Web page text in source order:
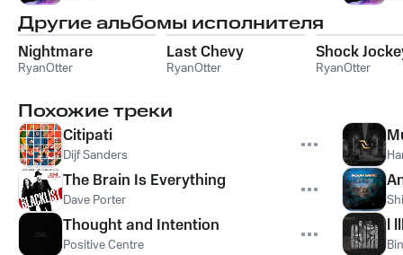
Другие альбомы исполнителя
Nightmare
RyanOtter
Last Chevy
RyanOtter
Shock
RyanOtter
Похожие треки
Citipati
Dijf Sanders
The Brain Is Everything
Dave Porter
Thought and Intention
Positive Centre
l